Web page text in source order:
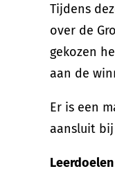
Tijdens
over de
gekozen
aan de
Er is een
aansluit
Leerdoelen